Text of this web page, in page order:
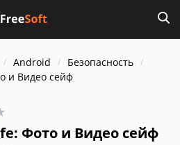
Android
Безопасность
и Видео сейф
Фото и Видео сейф